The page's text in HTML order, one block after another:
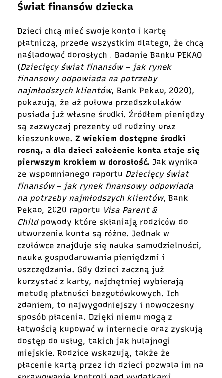
Świat finansów dziecka
Dzieci chcą mieć swoje konto i kartę
płatniczą, przede wszystkim dlatego, że chcą
naśladować dorosłych . Badanie Banku PEKAO
(Dziecięcy świat finansów – jak rynek
finansowy odpowiada na potrzeby
najmłodszych klientów, Bank Pekao, 2020),
pokazują, że aż połowa przedszkolaków
posiada już własne środki. Źródłem pieniędzy
są zazwyczaj prezenty od rodziny oraz
kieszonkowe. Z wiekiem dostępne środki
rosną, a dla dzieci założenie konta staje się
pierwszym krokiem w dorosłość. Jak wynika
ze wspomnianego raportu Dziecięcy świat
finansów – jak rynek finansowy odpowiada
na potrzeby najmłodszych klientów, Bank
Pekao, 2020 raportu Visa Parent &
Childpowody które skłaniają rodziców do
utworzenia konta są różne. Jednak w
czołówce znajduje się nauka samodzielności,
nauka gospodarowania pieniędzmi i
oszczędzania. Gdy dzieci zaczną już
korzystać z karty, najchętniej wybierają
metodę płatności bezgotówkowych. Ich
zdaniem, to najwygodniejszy i nowoczesny
sposób płacenia. Dzięki niemu mogą z
łatwością kupować w internecie oraz zyskują
dostęp do usług, takich jak hulajnogi
miejskie. Rodzice wskazują, także że
płacenie kartą przez ich dzieci pozwala im na